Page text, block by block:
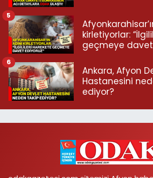
kirletiyorlar:
geçmeye davet
5
Ankara, Afyon
Hastanesini
ediyor?
6